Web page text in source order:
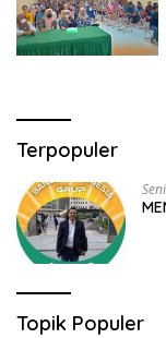
Terpopuler
Topik Populer